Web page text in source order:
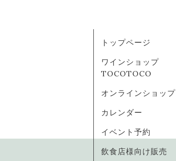
トップページ
ワインショップ
TOCOTOCO
オンラインショップ
カレンダー
イベント予約
飲食店様向け販売